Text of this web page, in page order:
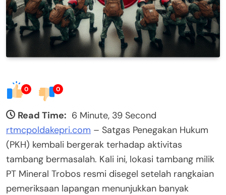
0 0
Read Time: 6 Minute, 39 Second
rtmcpoldakepri.com – Satgas Penegakan Hukum
(PKH) kembali bergerak terhadap aktivitas
tambang bermasalah. Kali ini, lokasi tambang milik
PT Mineral Trobos resmi disegel setelah rangkaian
pemeriksaan lapangan menunjukkan banyak